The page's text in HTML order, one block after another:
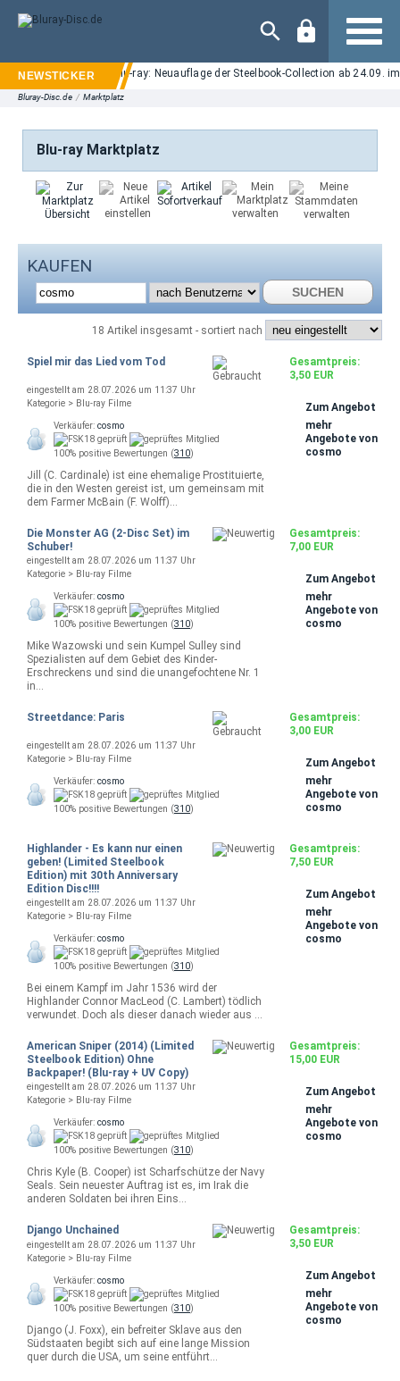
Navigation
Street" auf UHD Blu-ray: Neuauflage der Steelbook-Collection ab 24.09. im
Bluray-Disc.de / Marktplatz
Blu-ray Marktplatz
KAUFEN
SUCHEN
18 Artikel insgesamt - sortiert nach
Spiel mir das Lied vom Tod
eingestellt am 28.07.2026 um 11:37 Uhr
Kategorie > Blu-ray Filme
Verkäufer: cosmo
100% positive Bewertungen (310)
Jill (C. Cardinale) ist eine ehemalige Prostituierte,
die in den Westen gereist ist, um gemeinsam mit
dem Farmer McBain (F. Wolff)…
Gesamtpreis:
3,50 EUR
Zum Angebot
mehr
Angebote von
cosmo
Die Monster AG (2-Disc Set) im
Schuber!
eingestellt am 28.07.2026 um 11:37 Uhr
Kategorie > Blu-ray Filme
Verkäufer: cosmo
100% positive Bewertungen (310)
Mike Wazowski und sein Kumpel Sulley sind
Spezialisten auf dem Gebiet des Kinder-
Erschreckens und sind die unangefochtene Nr. 1
in…
Gesamtpreis:
7,00 EUR
Zum Angebot
mehr
Angebote von
cosmo
Streetdance: Paris
eingestellt am 28.07.2026 um 11:37 Uhr
Kategorie > Blu-ray Filme
Verkäufer: cosmo
100% positive Bewertungen (310)
Gesamtpreis:
3,00 EUR
Zum Angebot
mehr
Angebote von
cosmo
Highlander - Es kann nur einen
geben! (Limited Steelbook
Edition) mit 30th Anniversary
Edition Disc!!!!
eingestellt am 28.07.2026 um 11:37 Uhr
Kategorie > Blu-ray Filme
Verkäufer: cosmo
100% positive Bewertungen (310)
Bei einem Kampf im Jahr 1536 wird der
Highlander Connor MacLeod (C. Lambert) tödlich
verwundet. Doch als dieser danach wieder aus …
Gesamtpreis:
7,50 EUR
Zum Angebot
mehr
Angebote von
cosmo
American Sniper (2014) (Limited
Steelbook Edition) Ohne
Backpaper! (Blu-ray + UV Copy)
eingestellt am 28.07.2026 um 11:37 Uhr
Kategorie > Blu-ray Filme
Verkäufer: cosmo
100% positive Bewertungen (310)
Chris Kyle (B. Cooper) ist Scharfschütze der Navy
Seals. Sein neuester Auftrag ist es, im Irak die
anderen Soldaten bei ihren Eins…
Gesamtpreis:
15,00 EUR
Zum Angebot
mehr
Angebote von
cosmo
Django Unchained
eingestellt am 28.07.2026 um 11:37 Uhr
Kategorie > Blu-ray Filme
Verkäufer: cosmo
100% positive Bewertungen (310)
Django (J. Foxx), ein befreiter Sklave aus den
Südstaaten begibt sich auf eine lange Mission
quer durch die USA, um seine entführt…
Gesamtpreis:
3,50 EUR
Zum Angebot
mehr
Angebote von
cosmo